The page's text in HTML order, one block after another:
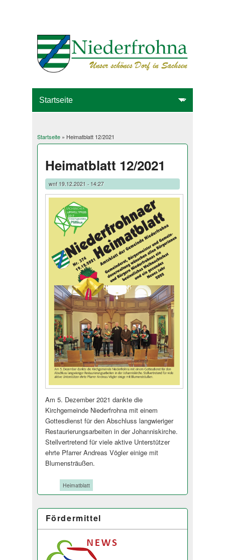
Sie sind hier
Startseite» Heimatblatt 12/2021
Heimatblatt 12/2021
wnf19.12.2021 - 14:27
Am 5. Dezember 2021 dankte die
Kirchgemeinde Niederfrohna mit einem
Gottesdienst für den Abschluss langwieriger
Restaurierungsar­beiten in der Johanniskirche.
Stellvertretend für viele aktive Unterstützer
ehrte Pfarrer Andreas Vögler einige mit
Blumensträußen.
Heimatblatt
Fördermittel